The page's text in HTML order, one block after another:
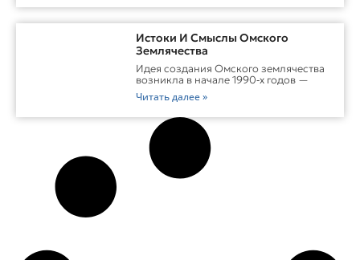
Истоки И Смыслы Омского
Землячества
Идея создания Омского землячества
возникла в начале 1990‑х годов —
Читать далее »